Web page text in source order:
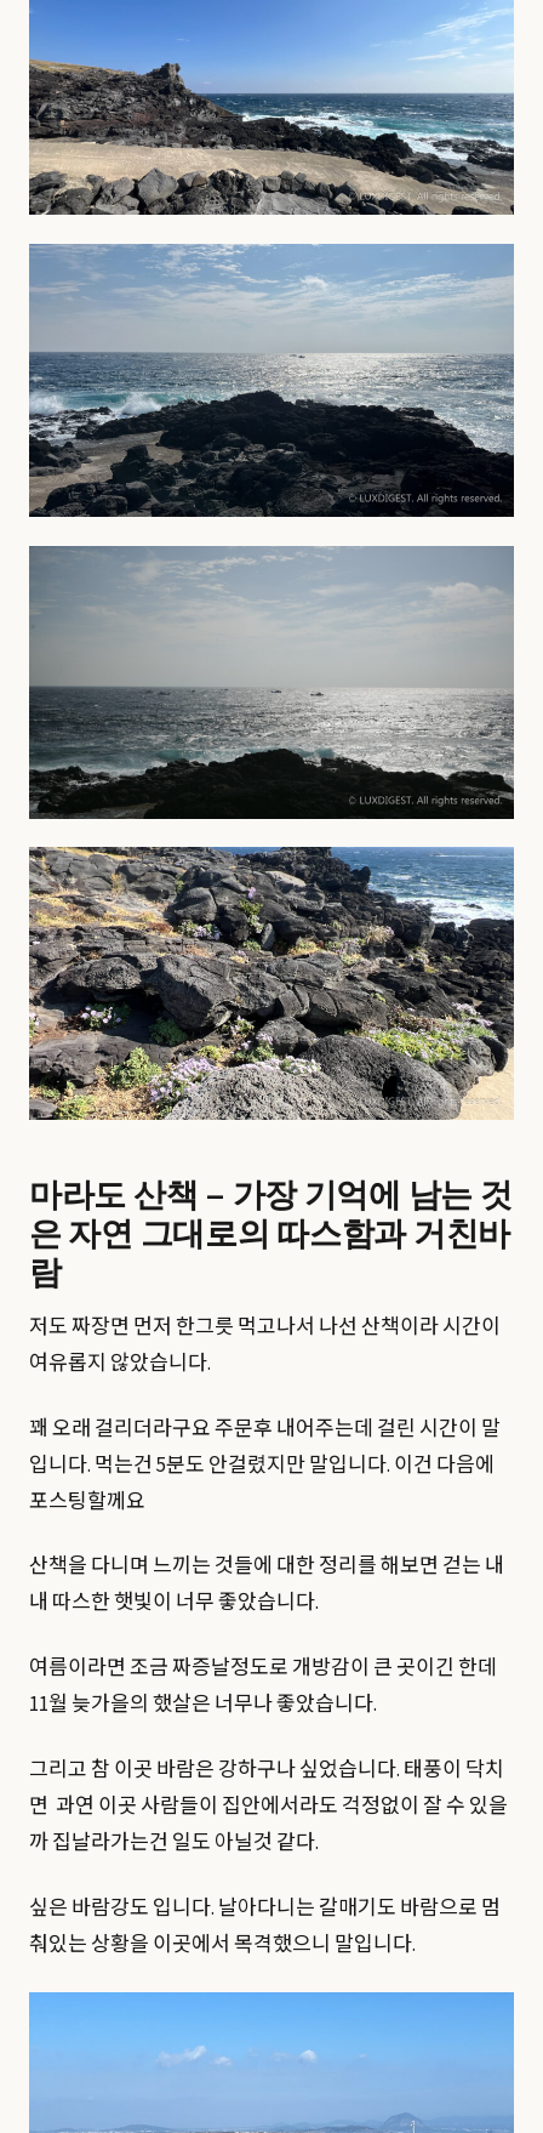
마라도 산책 – 가장 기억에 남는 것
은 자연 그대로의 따스함과 거친바
람
저도 짜장면 먼저 한그릇 먹고나서 나선 산책이라 시간이
여유롭지 않았습니다.
꽤 오래 걸리더라구요 주문후 내어주는데 걸린 시간이 말
입니다. 먹는건 5분도 안걸렸지만 말입니다. 이건 다음에
포스팅할께요
산책을 다니며 느끼는 것들에 대한 정리를 해보면 걷는 내
내 따스한 햇빛이 너무 좋았습니다.
여름이라면 조금 짜증날정도로 개방감이 큰 곳이긴 한데
11월 늦가을의 했살은 너무나 좋았습니다.
그리고 참 이곳 바람은 강하구나 싶었습니다. 태풍이 닥치
면 과연 이곳 사람들이 집안에서라도 걱정없이 잘 수 있을
까 집날라가는건 일도 아닐것 같다.
싶은 바람강도 입니다. 날아다니는 갈매기도 바람으로 멈
춰있는 상황을 이곳에서 목격했으니 말입니다.